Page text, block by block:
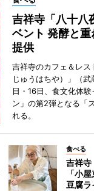
吉祥寺「八十八
ベント 発酵と
提供
吉祥寺のカフェ＆レス
じゅうはちや）」（
日・16日、食文化体
ン」の第2弾となる「
れる。
食べる
吉祥寺
「小
豆腐ラ